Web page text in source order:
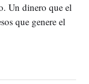
Un dinero que el
que genere el